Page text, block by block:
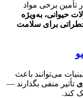
برخی مواد
حیوانی، به‌ویژه
برای سلامت
می‌توانند باعث
تأثیر منفی بگذارند —
کند.